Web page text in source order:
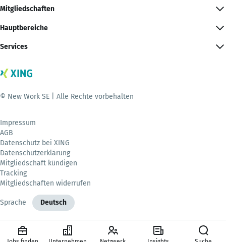
Mitgliedschaften
Hauptbereiche
Services
© New Work SE | Alle Rechte vorbehalten
Impressum
AGB
Datenschutz bei XING
Datenschutzerklärung
Mitgliedschaft kündigen
Tracking
Mitgliedschaften widerrufen
Sprache Deutsch